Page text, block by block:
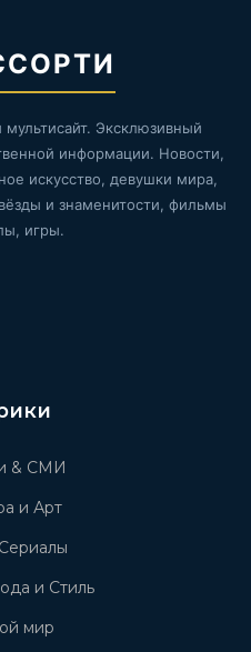
Эксклюзивный
информации. Новости,
искусство, девушки мира,
и знаменитости, фильмы
игры.
& СМИ
и Арт
и Стиль
мир